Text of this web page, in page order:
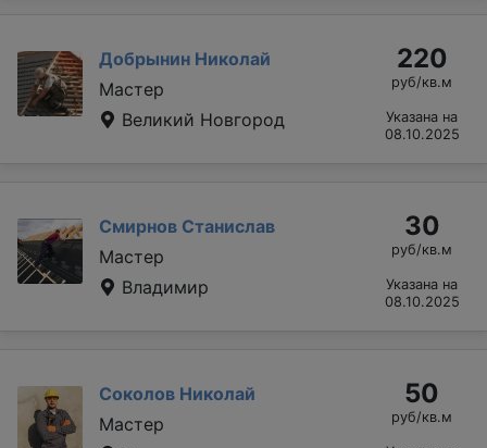
Добрынин Николай
Мастер
Великий Новгород
220
руб/кв.м
Указана на
08.10.2025
Смирнов Станислав
Мастер
Владимир
30
руб/кв.м
Указана на
08.10.2025
Соколов Николай
Мастер
50
руб/кв.м